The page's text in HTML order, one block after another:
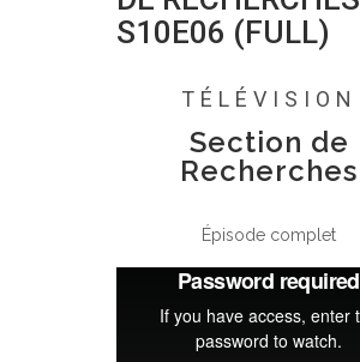
S10E06 (FULL)
TÉLÉVISION
Section de
Recherches
Épisode complet